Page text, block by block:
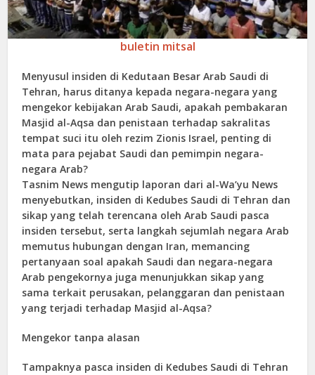
buletin mitsal
Menyusul insiden di Kedutaan Besar Arab Saudi di
Tehran, harus ditanya kepada negara-negara yang
mengekor kebijakan Arab Saudi, apakah pembakaran
Masjid al-Aqsa dan penistaan terhadap sakralitas
tempat suci itu oleh rezim Zionis Israel, penting di
mata para pejabat Saudi dan pemimpin negara-
negara Arab?
Tasnim News mengutip laporan dari al-Wa’yu News
menyebutkan, insiden di Kedubes Saudi di Tehran dan
sikap yang telah terencana oleh Arab Saudi pasca
insiden tersebut, serta langkah sejumlah negara Arab
memutus hubungan dengan Iran, memancing
pertanyaan soal apakah Saudi dan negara-negara
Arab pengekornya juga menunjukkan sikap yang
sama terkait perusakan, pelanggaran dan penistaan
yang terjadi terhadap Masjid al-Aqsa?
Mengekor tanpa alasan
Tampaknya pasca insiden di Kedubes Saudi di Tehran